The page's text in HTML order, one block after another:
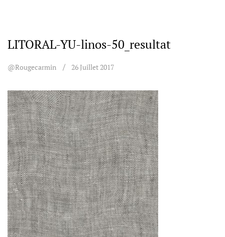
LITORAL-YU-linos-50_resultat
@rougecarmin 26 Juillet 2017